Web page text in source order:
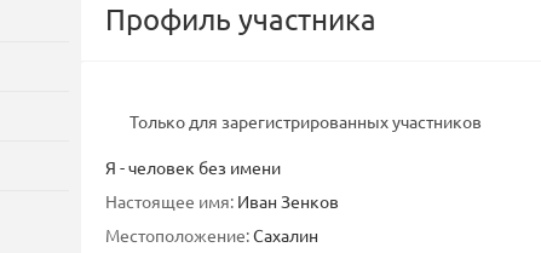
Профиль участника
Только для зарегистрированных участников
Я - человек без имени
Настоящее имя: Иван Зенков
Местоположение:Сахалин